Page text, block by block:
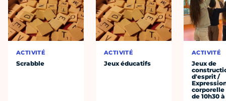
ACTIVITÉ
Scrabble
ACTIVITÉ
Jeux éducatifs
ACTIVITÉ
Jeux de
d'esprit /
corporelle
de 10h30 à